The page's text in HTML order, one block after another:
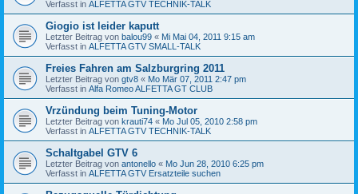
Verfasst in ALFETTA GTV TECHNIK-TALK
Giogio ist leider kaputt
Letzter Beitrag von balou99 « Mi Mai 04, 2011 9:15 am
Verfasst in ALFETTA GTV SMALL-TALK
Freies Fahren am Salzburgring 2011
Letzter Beitrag von gtv8 « Mo Mär 07, 2011 2:47 pm
Verfasst in Alfa Romeo ALFETTA GT CLUB
Vrzündung beim Tuning-Motor
Letzter Beitrag von krauti74 « Mo Jul 05, 2010 2:58 pm
Verfasst in ALFETTA GTV TECHNIK-TALK
Schaltgabel GTV 6
Letzter Beitrag von antonello « Mo Jun 28, 2010 6:25 pm
Verfasst in ALFETTA GTV Ersatzteile suchen